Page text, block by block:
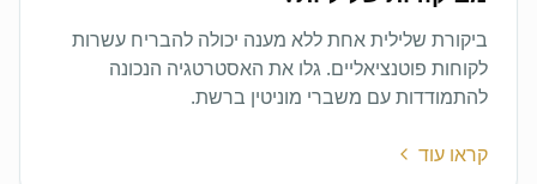
ביקורת שלילית אחת ללא מענה יכולה להבריח עשרות
לקוחות פוטנציאליים. גלו את האסטרטגיה הנכונה
להתמודדות עם משברי מוניטין ברשת.
קראו עוד